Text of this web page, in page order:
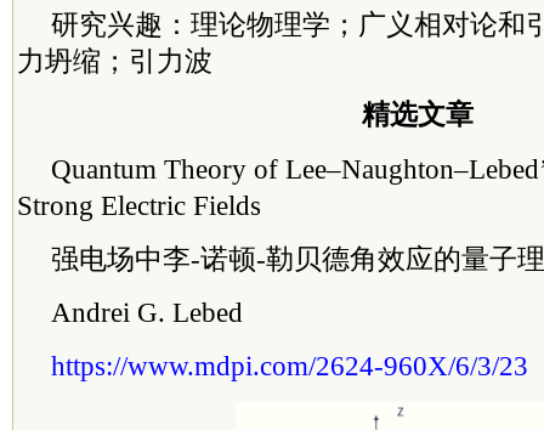
研究兴趣：理论物理学；广义相对论和
力坍缩；引力波
精选文章
Quantum Theory of
Strong Electric Fields
强电场中李-诺顿-勒贝德角效应的量子
Andrei G. Lebed
https://www.mdpi.com/2624-960X/6/3/23